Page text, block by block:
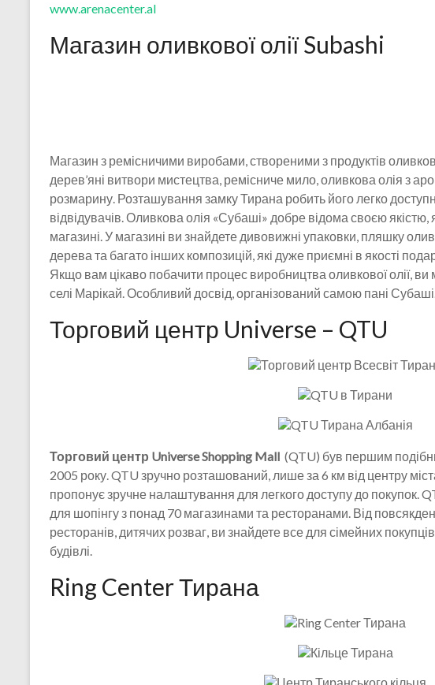
www.arenacenter.al
Магазин оливкової олії Subashi
Магазин з ремісничими виробами, створеними з продуктів
дерев’яні витвори мистецтва, ремісниче мило, оливкова олія з
розмарину. Розташування замку Тирана робить його легко
відвідувачів. Оливкова олія «Субаші» добре відома своєю
магазині. У магазині ви знайдете дивовижні упаковки, пляшку
дерева та багато інших композицій, які дуже приємні в якості
Якщо вам цікаво побачити процес виробництва оливкової олії, ви
селі Марікай. Особливий досвід, організований самою пані
Торговий центр Universe – QTU
Торговий центр Universe Shopping Mall (QTU) був першим
2005 року. QTU зручно розташований, лише за 6 км від центру
пропонує зручне налаштування для легкого доступу до покупок.
для шопінгу з понад 70 магазинами та ресторанами. Від
ресторанів, дитячих розваг, ви знайдете все для сімейних
будівлі.
Ring Center Тирана